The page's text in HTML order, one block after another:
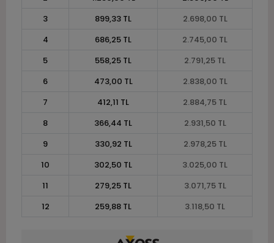
3
899,33 TL
2.698,00 TL
4
686,25 TL
2.745,00 TL
5
558,25 TL
2.791,25 TL
6
473,00 TL
2.838,00 TL
7
412,11 TL
2.884,75 TL
8
366,44 TL
2.931,50 TL
9
330,92 TL
2.978,25 TL
10
302,50 TL
3.025,00 TL
11
279,25 TL
3.071,75 TL
12
259,88 TL 3.118,50 TL